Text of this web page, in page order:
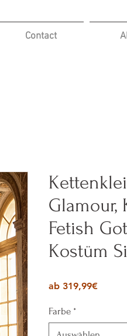
Contact
Glamour,
Fetish
Kostüm
ab 319,99€Sale-
Farbe *